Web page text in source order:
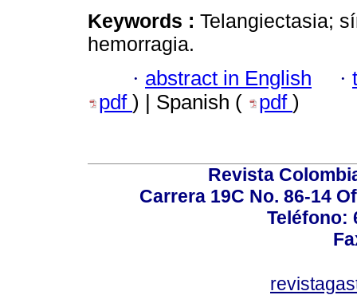
Keywords : Telangiectasia;
hemorragia.
· abstract in English ·
pdf ) | Spanish ( pdf )
Revista
Carrera 19C No. 86-14
Teléfono: